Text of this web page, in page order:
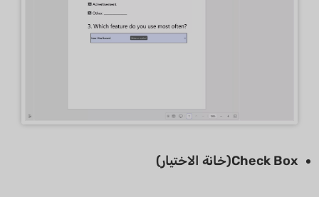
Check Box(خانة الاختيار)